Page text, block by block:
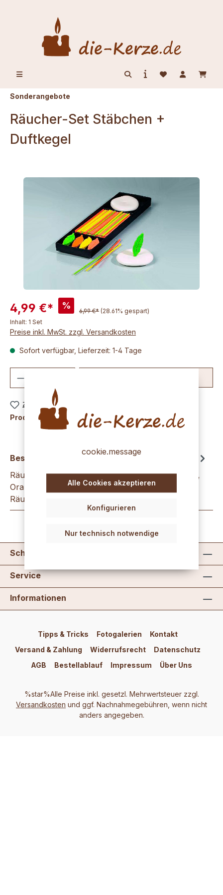
Sonderangebote
Räucher-Set Stäbchen +
Duftkegel
Bildergalerie überspringen
4,99 €* %
6,99 €* (28.61% gespart)
Inhalt: 1 Set
Preise inkl. MwSt. zzgl. Versandkosten
Sofort verfügbar, Lieferzeit: 1-4 Tage
Produkt Anzahl: Gib den
Zum Merkzettel hinzufügen
Produktnummer: K6610
Beschreibung
Räucher-Set Stäbchen + Duftkegel Jasmin, Apfel,
Orange, Sandelholz 48 Räucherstäbchen, ein
Räucherstäbchen-Halter und 12 ori…
Schreib uns
Service
Informationen
Tipps & Tricks Fotogalerien
Kontakt
Versand & Zahlung
Widerrufsrecht
Datenschutz
AGB
Bestellablauf Impressum Über Uns
%star%Alle Preise inkl. gesetzl. Mehrwertsteuer zzgl.
Versandkosten und ggf. Nachnahmegebühren, wenn nicht
anders angegeben.
cookie.message
Nur technisch notwendige
Konfigurieren
Alle Cookies akzeptieren